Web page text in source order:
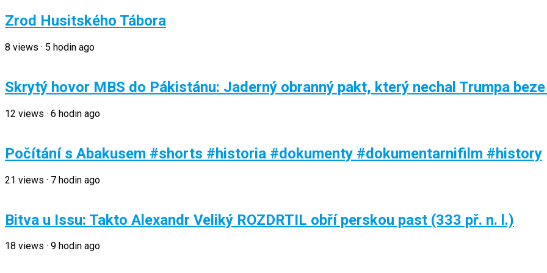
Zrod Husitského Tábora
8 views · 5 hodin ago
Skrytý hovor MBS do Pákistánu: Jaderný obranný pakt, který nechal Trumpa
12 views · 6 hodin ago
Počítání s Abakusem #shorts #historia #dokumenty #dokumentarnifilm #history
21 views · 7 hodin ago
Bitva u Issu: Takto Alexandr Veliký ROZDRTIL obří perskou past (333 př. n. l.)
18 views · 9 hodin ago